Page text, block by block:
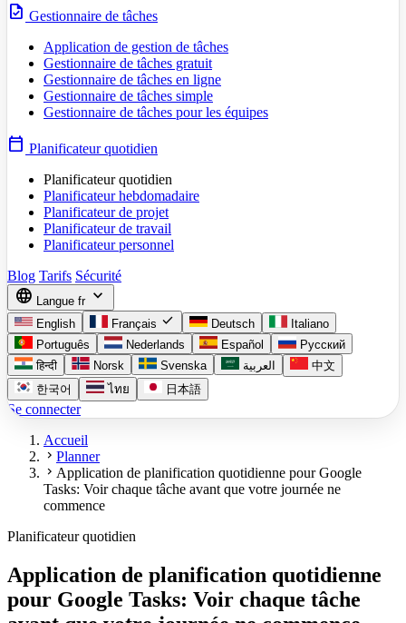
task Gestionnaire de tâches
Application de gestion de tâches
Gestionnaire de tâches gratuit
Gestionnaire de tâches en ligne
Gestionnaire de tâches simple
Gestionnaire de tâches pour les équipes
calendar_today Planificateur quotidien
Planificateur quotidien
Planificateur hebdomadaire
Planificateur de projet
Planificateur de travail
Planificateur personnel
Blog Tarifs Sécurité
language Langue fr expand_more
English Français check Deutsch
Italiano
Português
Nederlands Español
Русский
हिन्दी
Norsk Svenska العربية
中文
한국어
ไทย 日本語
Se connecter
Accueil
chevron_right Planner
chevron_right Application de planification quotidienne pour Google
Tasks: Voir chaque tâche avant que votre journée ne
commence
Planificateur quotidien
Application de planification quotidienne
pour Google Tasks: Voir chaque tâche